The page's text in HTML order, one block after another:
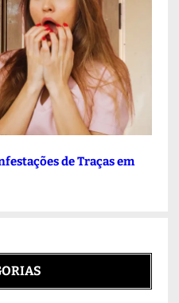
de Traças em